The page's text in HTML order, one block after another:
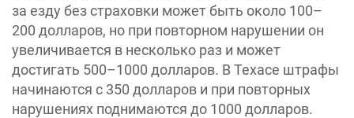
за езду без страховки может быть около 100–
200 долларов, но при повторном нарушении он
увеличивается в несколько раз и может
достигать 500–1000 долларов. В Техасе штрафы
начинаются с 350 долларов и при повторных
нарушениях поднимаются до 1000 долларов.